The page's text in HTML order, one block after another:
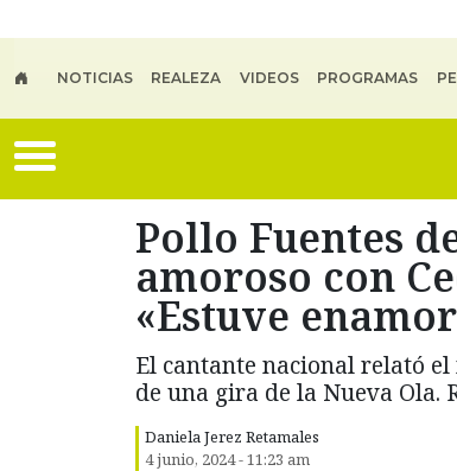
NOTICIAS REALEZA VIDEOS PROGRAMAS
Pollo Fuentes
amoroso con
«Estuve
El cantante nacional relató
de una gira de la Nueva Ola.
Daniela Jerez Retamales
4 junio, 2024 - 11:23 am